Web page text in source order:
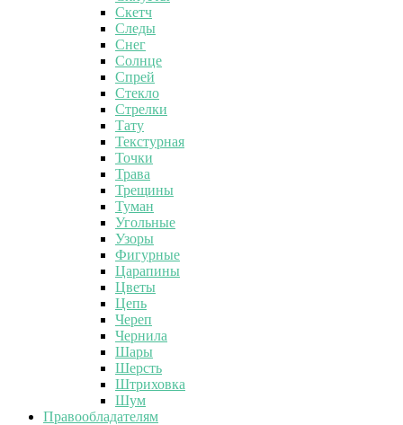
Скетч
Следы
Снег
Солнце
Спрей
Стекло
Стрелки
Тату
Текстурная
Точки
Трава
Трещины
Туман
Угольные
Узоры
Фигурные
Царапины
Цветы
Цепь
Череп
Чернила
Шары
Шерсть
Штриховка
Шум
Правообладателям